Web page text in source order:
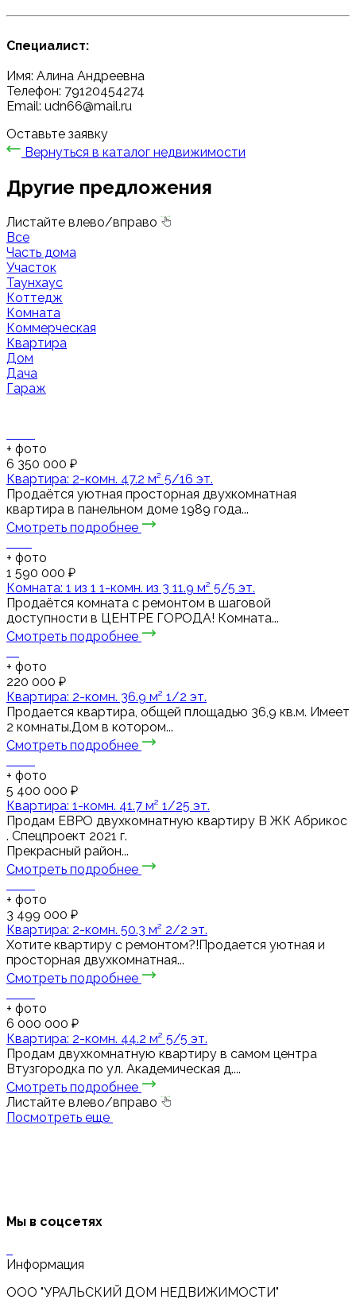
Специалист:
Имя: Алина Андреевна
Телефон: 79120454274
Email: udn66@mail.ru
Оставьте заявку
Вернуться в каталог недвижимости
Другие предложения
Листайте влево/вправо
Все
Часть дома
Участок
Таунхаус
Коттедж
Комната
Коммерческая
Квартира
Дом
Дача
Гараж
+ фото
6 350 000 ₽
Квартира: 2-комн. 47.2 м² 5/16 эт.
Продаётся уютная просторная двухкомнатная
квартира в панельном доме 1989 года...
Смотреть подробнее
+ фото
1 590 000 ₽
Комната: 1 из 1 1-комн. из 3 11.9 м² 5/5 эт.
Продаётся комната с ремонтом в шаговой
доступности в ЦЕНТРЕ ГОРОДА! Комната...
Смотреть подробнее
+ фото
220 000 ₽
Квартира: 2-комн. 36.9 м² 1/2 эт.
Продается квартира, общей площадью 36,9 кв.м. Имеет
2 комнаты.Дом в котором...
Смотреть подробнее
+ фото
5 400 000 ₽
Квартира: 1-комн. 41.7 м² 1/25 эт.
Пpодaм ЕВРО двухкомнaтную квapтиру В ЖК Абрикос
. Спецпроект 2021 г.
Прекрасный район...
Смотреть подробнее
+ фото
3 499 000 ₽
Квартира: 2-комн. 50.3 м² 2/2 эт.
Хотите квартиру с ремонтом?!Продается уютная и
просторная двухкомнатная...
Смотреть подробнее
+ фото
6 000 000 ₽
Квартира: 2-комн. 44.2 м² 5/5 эт.
Продам двухкомнатную квартиру в самом центра
Втузгородка по ул. Академическая д....
Смотреть подробнее
Листайте влево/вправо
Посмотреть еще
Мы в соцсетях
Информация
ООО "УРАЛЬСКИЙ ДОМ НЕДВИЖИМОСТИ"